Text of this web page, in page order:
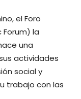
el Foro
Forum) la
una
actividades
social y
trabajo con las